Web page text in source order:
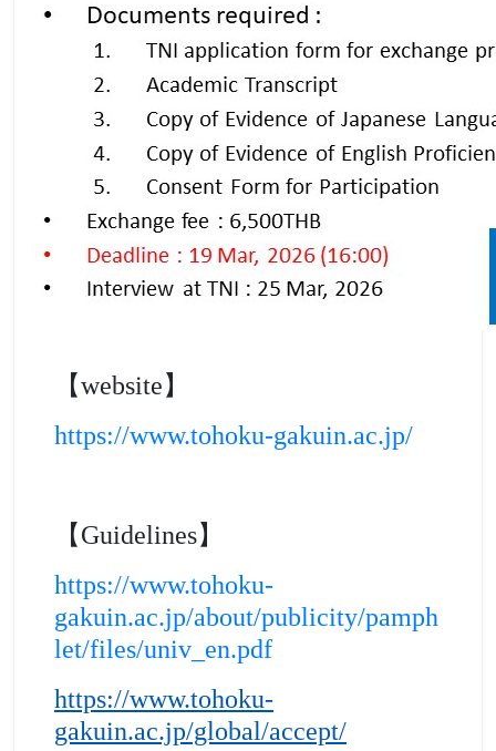
【website】
https://www.tohoku-gakuin.ac.jp/
【Guidelines】
https://www.tohoku-
gakuin.ac.jp/about/publicity/pamph
let/files/univ_en.pdf
https://www.tohoku-
gakuin.ac.jp/global/accept/